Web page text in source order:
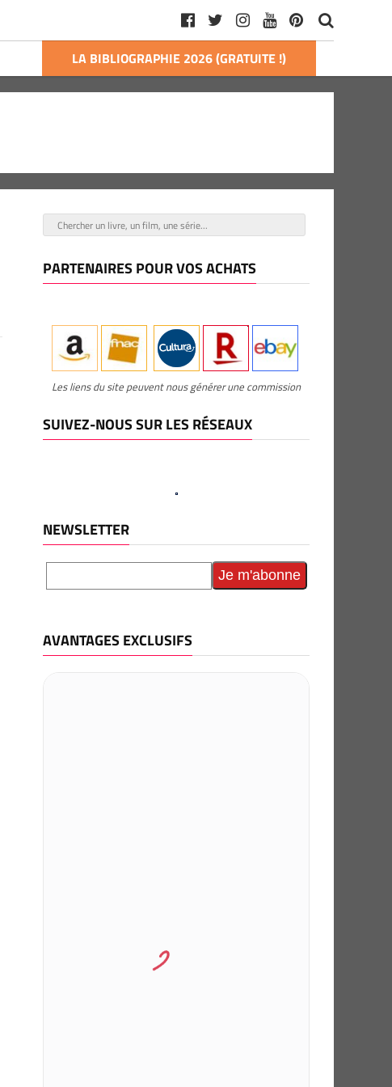
LA BIBLIOGRAPHIE 2026 (GRATUITE !)
PARTENAIRES POUR VOS ACHATS
Les liens du site peuvent nous générer une commission
SUIVEZ-NOUS SUR LES RÉSEAUX
NEWSLETTER
AVANTAGES EXCLUSIFS